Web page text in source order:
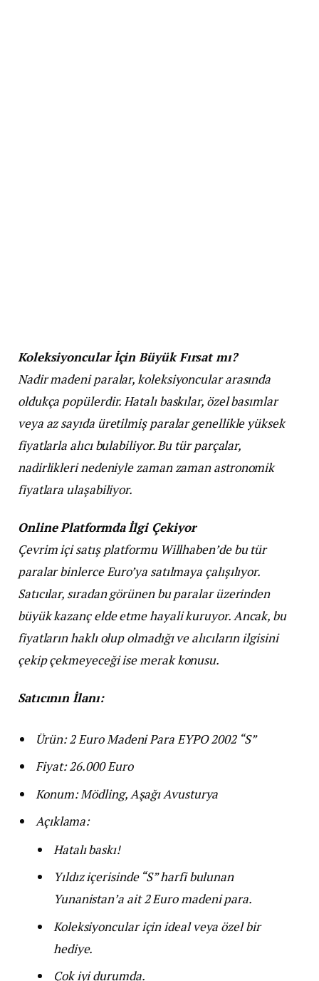
Koleksiyoncular İçin Büyük Fırsat mı?
Nadir madeni paralar, koleksiyoncular arasında
oldukça popülerdir. Hatalı baskılar, özel basımlar
veya az sayıda üretilmiş paralar genellikle yüksek
fiyatlarla alıcı bulabiliyor. Bu tür parçalar,
nadirlikleri nedeniyle zaman zaman astronomik
fiyatlara ulaşabiliyor.
Online Platformda İlgi Çekiyor
Çevrim içi satış platformu Willhaben’de bu tür
paralar binlerce Euro’ya satılmaya çalışılıyor.
Satıcılar, sıradan görünen bu paralar üzerinden
büyük kazanç elde etme hayali kuruyor. Ancak, bu
fiyatların haklı olup olmadığı ve alıcıların ilgisini
çekip çekmeyeceği ise merak konusu.
Satıcının İlanı:
Ürün: 2 Euro Madeni Para EYPO 2002 “S”
Fiyat: 26.000 Euro
Konum: Mödling, Aşağı Avusturya
Açıklama:
Hatalı baskı!
Yıldız içerisinde “S” harfi bulunan
Yunanistan’a ait 2 Euro madeni para.
Koleksiyoncular için ideal veya özel bir
hediye.
Çok iyi durumda.